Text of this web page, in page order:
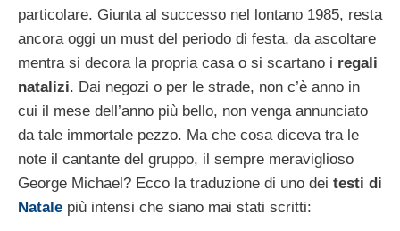
particolare. Giunta al successo nel lontano 1985, resta
ancora oggi un must del periodo di festa, da ascoltare
mentra si decora la propria casa o si scartano i regali
natalizi. Dai negozi o per le strade, non c’è anno in
cui il mese dell’anno più bello, non venga annunciato
da tale immortale pezzo. Ma che cosa diceva tra le
note il cantante del gruppo, il sempre meraviglioso
George Michael? Ecco la traduzione di uno dei testi di
Natale più intensi che siano mai stati scritti: